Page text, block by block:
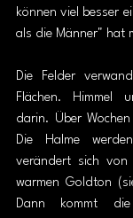
können viel besser
als die Männer" hat
Die Felder
Flächen. Himmel
darin. Über
Die Halme
verändert sich von
warmen Goldton
Dann kommt